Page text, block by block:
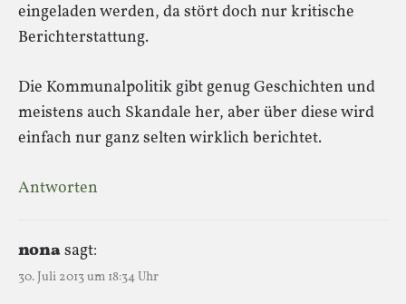
eingeladen werden, da stört doch nur kritische
Berichterstattung.
Die Kommunalpolitik gibt genug Geschichten und
meistens auch Skandale her, aber über diese wird
einfach nur ganz selten wirklich berichtet.
Antworten
nonasagt:
30. Juli 2013 um 18:34 Uhr